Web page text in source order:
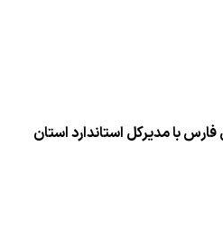
با مدیرکل استاندارد استان